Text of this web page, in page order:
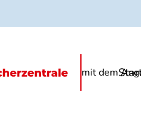
mit dem
Produkte FAQ